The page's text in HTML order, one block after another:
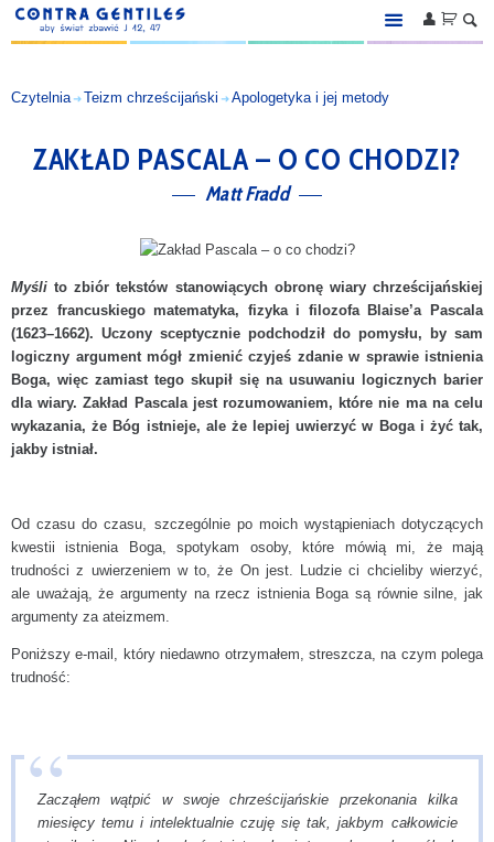

KSIĘGARNIA
Książki
Zapowiedzi
Serie
CZYTELNIA
Nowości
Teizm chrześcijański
Nauka a religia
Prawo moralne
Linki
PODCAST
KONTAKT
 
Czytelnia➜Teizm chrześcijański ➜ Apologetyka i jej metody
ZAKŁAD PASCALA – O CO CHODZI?
Matt Fradd
Myśli tozbiór tekstów stanowiących obronę wiary chrześcijańskiej
przez francuskiego matematyka, fizyka i filozofa Blaise’a Pascala
(1623–1662). Uczony sceptycznie podchodził do pomysłu, by sam
logiczny argument mógł zmienić czyjeś zdanie w sprawie istnienia
Boga, więc zamiast tego skupił się na usuwaniu logicznych barier
dla wiary. Zakład Pascala jest rozumowaniem, które nie ma na celu
wykazania, że Bóg istnieje, ale że lepiej uwierzyć w Boga i żyć tak,
jakby istniał.
Od czasu do czasu, szczególnie po moich wystąpieniach dotyczących
kwestii istnienia Boga, spotykam osoby, które mówią mi, że mają
trudności z uwierzeniem w to, że On jest. Ludzie ci chcieliby wierzyć,
ale uważają, że argumenty na rzecz istnienia Boga są równie silne, jak
argumenty za ateizmem.
Poniższy e-mail, który niedawno otrzymałem, streszcza, na czym polega
trudność:
Zacząłem wątpić w swoje chrześcijańskie przekonania kilka
miesięcy temu i intelektualnie czuję się tak, jakbym całkowicie